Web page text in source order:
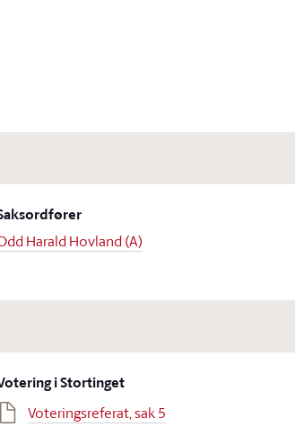
Harald Hovland (A)
i Stortinget
Voteringsreferat, sak 5